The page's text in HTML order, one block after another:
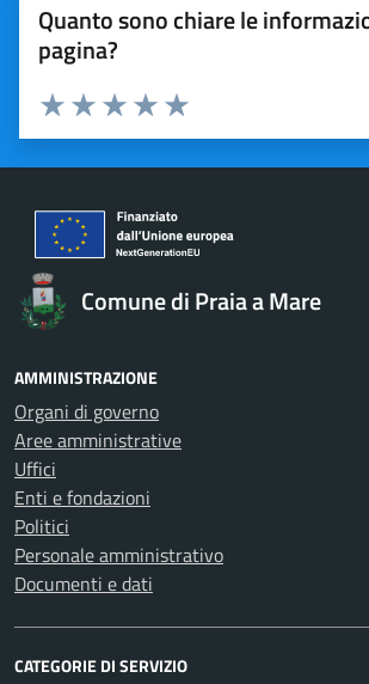
Quanto sono chiare le
pagina?
Valuta 5 stelle su 5
Valuta 4 stelle su 5
Valuta 3 stelle su 5
Valuta 2 stelle su 5
Valuta 1 stelle su 5
Comune di Praia a Mare
AMMINISTRAZIONE
Organi di governo
Aree amministrative
Uffici
Enti e fondazioni
Politici
Personale amministrativo
Documenti e dati
CATEGORIE DI SERVIZIO